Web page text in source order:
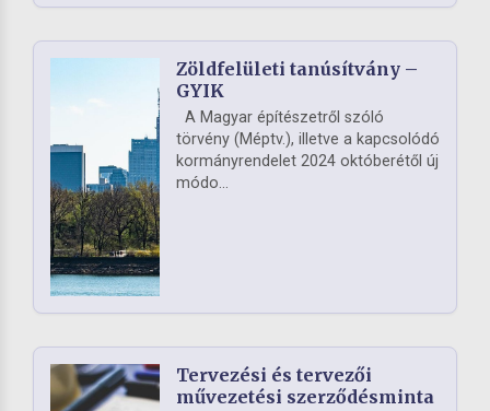
Zöldfelületi tanúsítvány –
GYIK
A Magyar építészetről szóló
törvény (Méptv.), illetve a kapcsolódó
kormányrendelet 2024 októberétől új
módo...
Tervezési és tervezői
művezetési szerződésminta